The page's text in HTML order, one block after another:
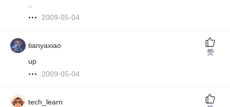
..
2009-05-04
tianyaxiao
up
2009-05-04
赞
tech_learn